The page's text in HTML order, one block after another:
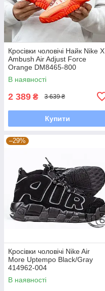
Кросівки чоловічі Найк Nike X
Ambush Air Adjust Force
Orange DM8465-800
В наявності
2 389 ₴ 3 639 ₴
Купити
–29%
Кросівки чоловічі Nike Air
More Uptempo Black/Gray
414962-004
В наявності